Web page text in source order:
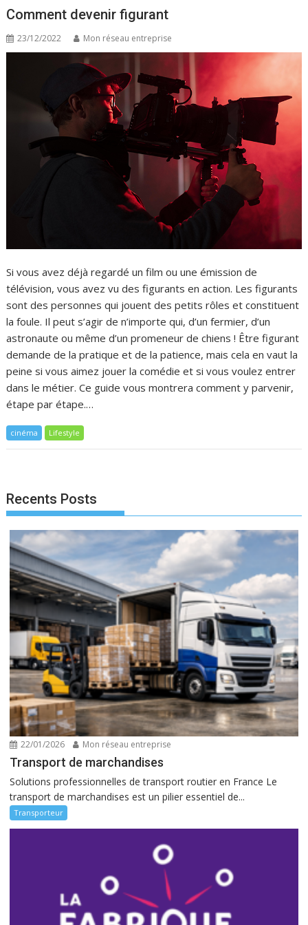
Comment devenir figurant
23/12/2022 Mon réseau entreprise
Si vous avez déjà regardé un film ou une émission de
télévision, vous avez vu des figurants en action. Les figurants
sont des personnes qui jouent des petits rôles et constituent
la foule. Il peut s’agir de n’importe qui, d’un fermier, d’un
astronaute ou même d’un promeneur de chiens ! Être figurant
demande de la pratique et de la patience, mais cela en vaut la
peine si vous aimez jouer la comédie et si vous voulez entrer
dans le métier. Ce guide vous montrera comment y parvenir,
étape par étape.…
cinéma Lifestyle
Recents Posts
22/01/2026 Mon réseau entreprise
Transport de marchandises
Solutions professionnelles de transport routier en France Le
transport de marchandises est un pilier essentiel de...
Transporteur